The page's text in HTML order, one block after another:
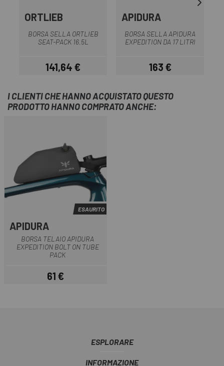
ORTLIEB
BORSA SELLA ORTLIEB
SEAT-PACK 16.5L
Prezzo
141,64 €
APIDURA
BORSA SELLA APIDURA
EXPEDITION DA 17 LITRI
Prezzo
163 €
I CLIENTI CHE HANNO ACQUISTATO QUESTO
PRODOTTO HANNO COMPRATO ANCHE:
ESAURITO
APIDURA
BORSA TELAIO APIDURA
EXPEDITION BOLT ON TUBE
PACK
Prezzo
61 €
ESPLORARE
INFORMAZIONE